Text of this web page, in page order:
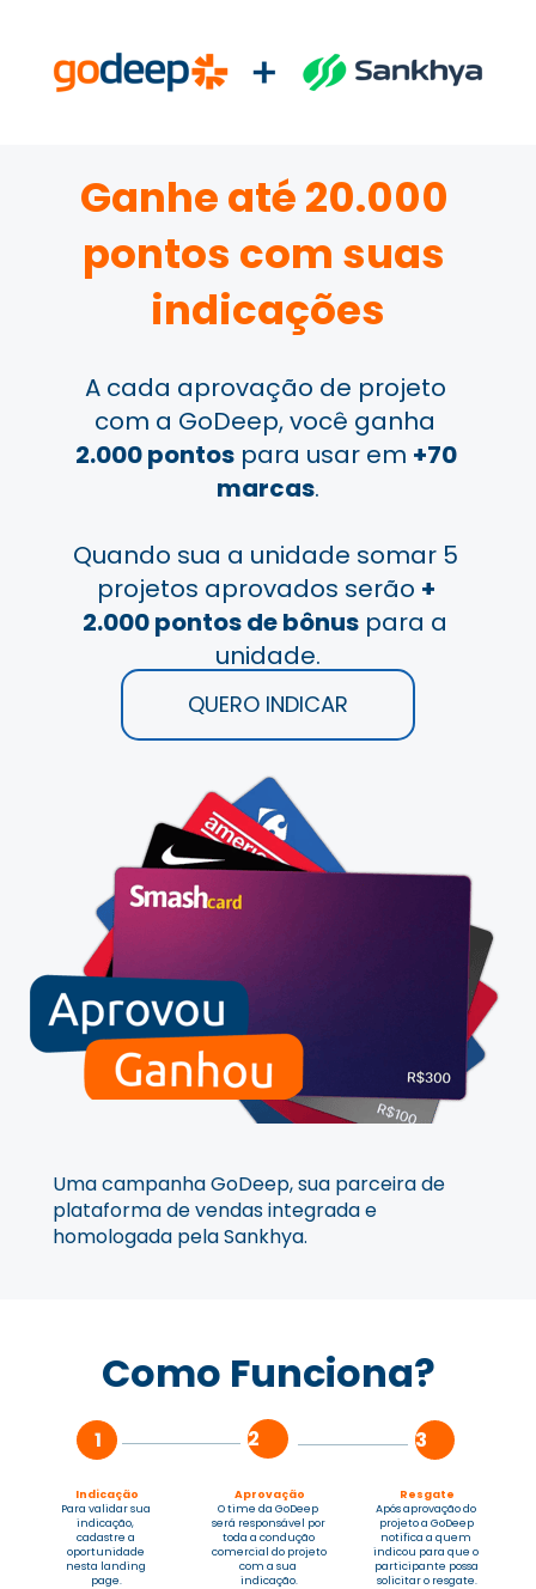
Ganhe até 20.000
pontos com suas
indicações
A cada aprovação de projeto
2.000 pontos para usar em +70
marcas.
Quando sua a unidade somar 5
projetos aprovados serão +
2.000 pontos de bônus para a
unidade.
QUERO INDICAR
Uma campanha GoDeep, sua parceira de
plataforma de vendas integrada e
homologada pela Sankhya.
Como Funciona?
2 3
1
Aprovação
O time da GoDeep
será responsável por
toda a condução
comercial do projeto
com a sua
indicação.
Indicação
Para validar sua
indicação,
cadastre a
oportunidade
nesta landing
page.
Resgate
Após aprovação do
projeto a GoDeep
notifica a quem
indicou para que o
participante possa
solicitar o resgate.